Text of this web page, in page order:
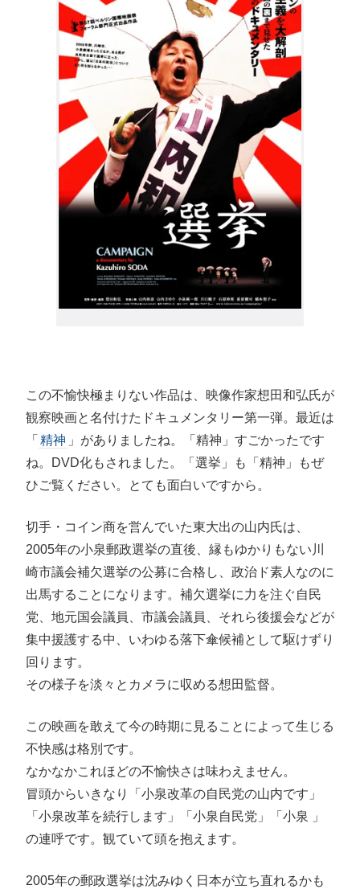
この不愉快極まりない作品は、映像作家想田和弘氏が
観察映画と名付けたドキュメンタリー第一弾。最近は
「 精神 」がありましたね。「精神」すごかったです
ね。DVD化もされました。「選挙」も「精神」もぜ
ひご覧ください。とても面白いですから。
切手・コイン商を営んでいた東大出の山内氏は、
2005年の小泉郵政選挙の直後、縁もゆかりもない川
崎市議会補欠選挙の公募に合格し、政治ド素人なのに
出馬することになります。補欠選挙に力を注ぐ自民
党、地元国会議員、市議会議員、それら後援会などが
集中援護する中、いわゆる落下傘候補として駆けずり
回ります。
その様子を淡々とカメラに収める想田監督。
この映画を敢えて今の時期に見ることによって生じる
不快感は格別です。
なかなかこれほどの不愉快さは味わえません。
冒頭からいきなり「小泉改革の自民党の山内です」
「小泉改革を続行します」「小泉自民党」「小泉 」
の連呼です。観ていて頭を抱えます。
2005年の郵政選挙は沈みゆく日本が立ち直れるかも